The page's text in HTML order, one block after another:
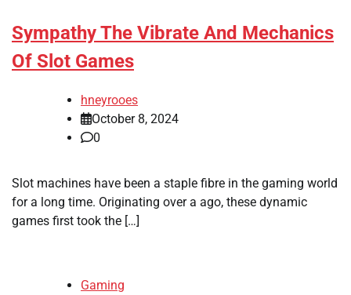
Sympathy The Vibrate And Mechanics
Of Slot Games
hneyrooes
October 8, 2024
0
Slot machines have been a staple fibre in the gaming world
for a long time. Originating over a ago, these dynamic
games first took the […]
Gaming